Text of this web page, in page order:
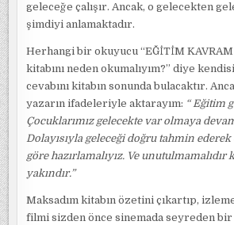
geleceğe çalışır. Ancak, o gelecekten
şimdiyi anlamaktadır.
Herhangi bir okuyucu “EĞİTİM
kitabını neden okumalıyım?” diye
cevabını kitabın sonunda bulacaktır.
yazarın ifadeleriyle aktarayım: “ Eğitim
Çocuklarımız gelecekte var olmaya
Dolayısıyla geleceği doğru tahmin
göre hazırlamalıyız. Ve unutulmamalıdır
yakındır.”
Maksadım kitabın özetini çıkartıp,
filmi sizden önce sinemada seyreden bir